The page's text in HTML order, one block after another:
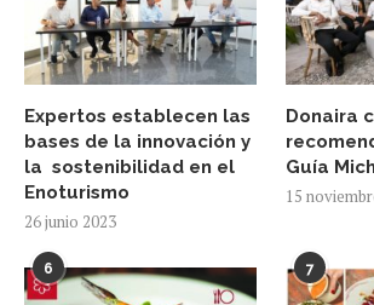
Expertos establecen las
bases de la innovación y
la sostenibilidad en el
Enoturismo
26 junio 2023
Donaira
Guía
15
6 7